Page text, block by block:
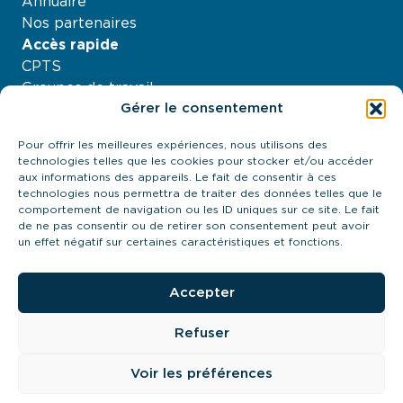
Gérer le consentement
Pour offrir les meilleures expériences, nous utilisons des
technologies telles que les cookies pour stocker et/ou accéder
aux informations des appareils. Le fait de consentir à ces
technologies nous permettra de traiter des données telles que le
comportement de navigation ou les ID uniques sur ce site. Le fait
de ne pas consentir ou de retirer son consentement peut avoir
un effet négatif sur certaines caractéristiques et fonctions.
Accepter
Refuser
Voir les préférences
Nos partenaires
Accès rapide
CPTS
Groupes de travail
À propos
Contactez-nous
21 quai Antoine Riboud - 69002, Lyon
contact@urps-mk-ara.org
04 27 89 57 85
Prendre contact
Politique de confidentialté